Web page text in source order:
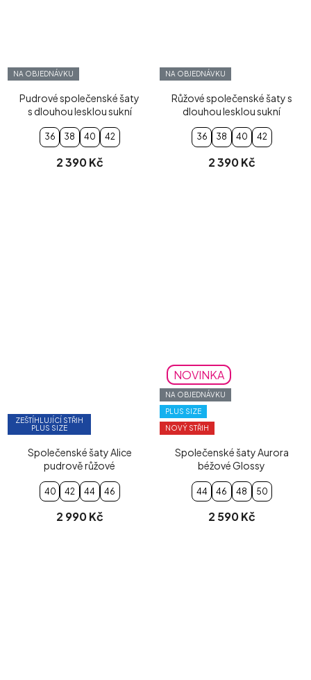
NA OBJEDNÁVKU
Pudrové společenské šaty
s dlouhou lesklou sukní
36 38 40 42
2 390 Kč
NA OBJEDNÁVKU
Růžové společenské šaty s
dlouhou lesklou sukní
36 38 40 42
2 390 Kč
ZEŠTÍHLUJÍCÍ STŘIH
PLUS SIZE
Společenské šaty Alice
pudrově růžové
40 42 44 46
2 990 Kč
NOVINKA
NA OBJEDNÁVKU
PLUS SIZE
NOVÝ STŘIH
Společenské šaty Aurora
béžové Glossy
44 46 48 50
2 590 Kč